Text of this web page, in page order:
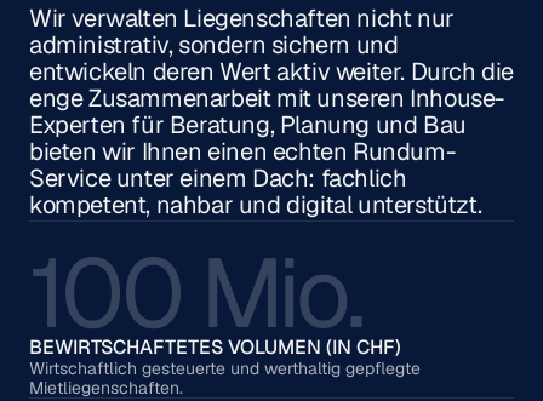
Wir verwalten Liegenschaften nicht nur
administrativ, sondern sichern und
entwickeln deren Wert aktiv weiter. Durch die
enge Zusammenarbeit mit unseren Inhouse-
Experten für Beratung, Planung und Bau
bieten wir Ihnen einen echten Rundum-
Service unter einem Dach: fachlich
kompetent, nahbar und digital unterstützt.
100 Mio.
BEWIRTSCHAFTETES VOLUMEN (IN CHF)
Wirtschaftlich gesteuerte und werthaltig gepflegte
Mietliegenschaften.